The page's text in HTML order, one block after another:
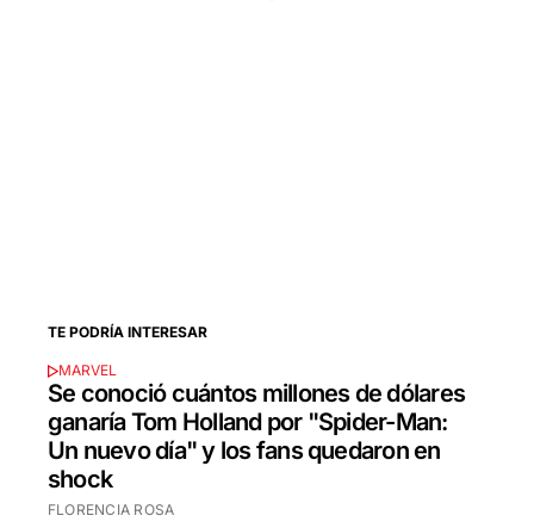
TE PODRÍA INTERESAR
MARVEL
Se conoció cuántos millones de dólares
ganaría Tom Holland por "Spider-Man:
Un nuevo día" y los fans quedaron en
shock
FLORENCIA ROSA